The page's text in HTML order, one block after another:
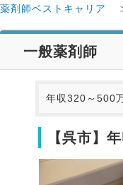
薬剤師ベストキャリア
一般薬剤師
年収320～500
【呉市】